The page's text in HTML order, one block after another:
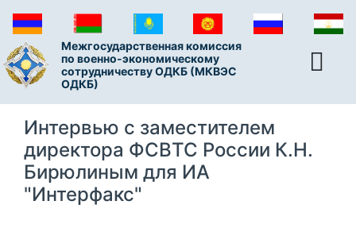
Межгосударственная комиссия
по военно-экономическому
сотрудничеству ОДКБ (МКВЭС
ОДКБ)
Интервью с заместителем
директора ФСВТС России К.Н.
Бирюлиным для ИА
"Интерфакс"